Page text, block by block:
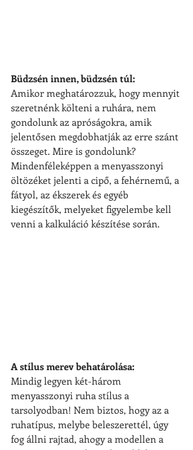
Büdzsén innen, büdzsén túl:
Amikor meghatározzuk, hogy mennyit
szeretnénk költeni a ruhára, nem
gondolunk az apróságokra, amik
jelentősen megdobhatják az erre szánt
összeget. Mire is gondolunk?
Mindenféleképpen a menyasszonyi
öltözéket jelenti a cipő, a fehérnemű, a
fátyol, az ékszerek és egyéb
kiegészítők, melyeket figyelembe kell
venni a kalkuláció készítése során.
A stílus merev behatárolása:
Mindig legyen két-három
menyasszonyi ruha stílus a
tarsolyodban! Nem biztos, hogy az a
ruhatípus, melybe beleszerettél, úgy
fog állni rajtad, ahogy a modellen a